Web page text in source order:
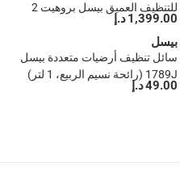
للتنظيف العميق بيسل بروهيت 2
(3.7 لتر)
1,399.00 د.إ
بيسل
سائل تنظيف أرضيات متعددة بيسل
1789J (رائحة نسيم الربيع، 1 لتر)
49.00 د.إ